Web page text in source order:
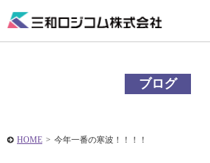
ブログ
HOME > 今年一番の寒波！！！！